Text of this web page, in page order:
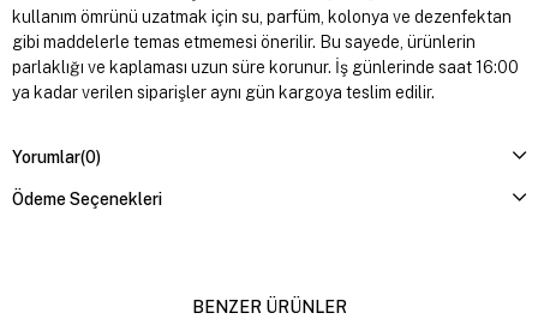
kullanım ömrünü uzatmak için su, parfüm, kolonya ve dezenfektan
gibi maddelerle temas etmemesi önerilir. Bu sayede, ürünlerin
parlaklığı ve kaplaması uzun süre korunur. İş günlerinde saat 16:00
ya kadar verilen siparişler aynı gün kargoya teslim edilir.
Yorumlar(0)
Ödeme Seçenekleri
BENZER ÜRÜNLER